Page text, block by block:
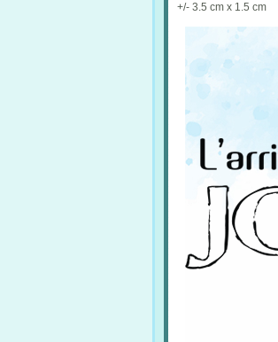
+/- 3.5 cm x 1.5 cm